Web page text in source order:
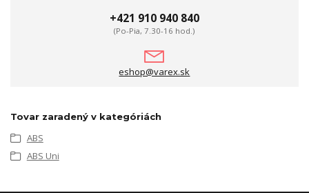
+421 910 940 840
(Po-Pia, 7.30-16 hod.)
eshop@varex.sk
Tovar zaradený v kategóriách
ABS
ABS Uni